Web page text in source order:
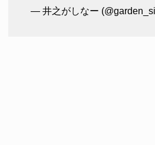
— 井之がしなー